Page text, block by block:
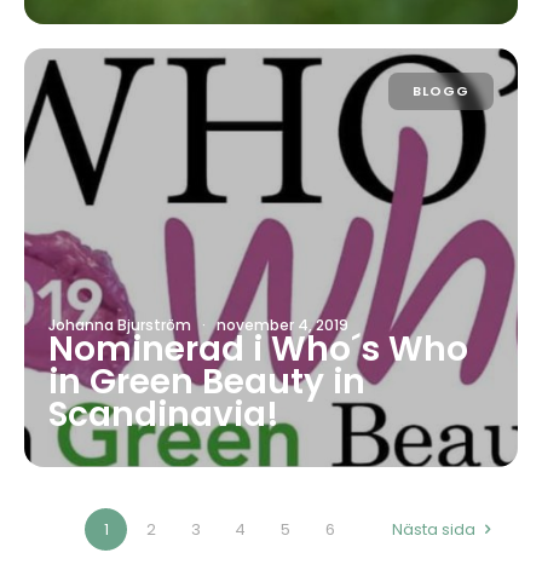
BLOGG
Johanna Bjurström · november 4, 2019
Nominerad i Who´s Who
in Green Beauty in
Scandinavia!
1 2 3 4 5 6 Nästa sida